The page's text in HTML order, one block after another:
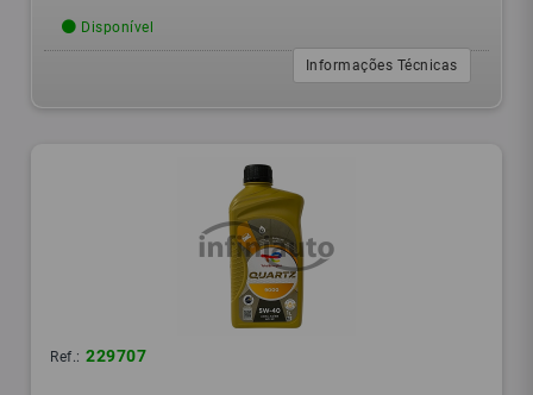
Disponível
Informações Técnicas
Ref.: 229707